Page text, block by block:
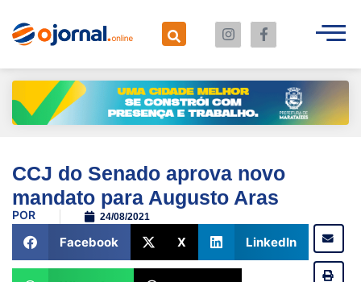
CCJ do Senado aprova novo
mandato para Augusto Aras
POR 24/08/2021
Facebook X LinkedIn